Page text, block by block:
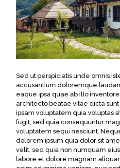
Sed ut perspiciatis unde omnis
accusantium doloremque
eaque ipsa quae ab illo
architecto beatae vitae dicta
ipsam voluptatem quia voluptas
fugit, sed quia consequuntur
voluptatem sequi nesciunt.
dolorem ipsum quia dolor sit
velit, sed quia non numquam
labore et dolore magnam